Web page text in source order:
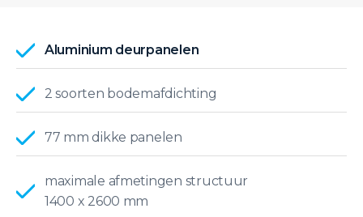
Aluminium deurpanelen
2 soorten bodemafdichting
77 mm dikke panelen
maximale afmetingen structuur
1400 x 2600 mm